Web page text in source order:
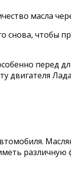
масла
снова,
перед
двигателя Лада